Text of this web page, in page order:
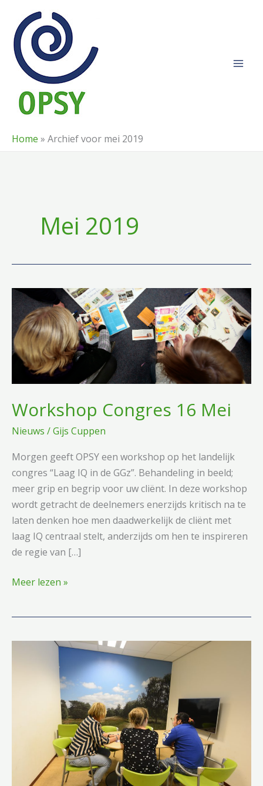
naar
inhoud
Home » Archief voor mei 2019
Mei 2019
Workshop Congres 16 Mei
Nieuws /Gijs Cuppen
Morgen geeft OPSY een workshop op het landelijk
congres “Laag IQ in de GGz”. Behandeling in beeld;
meer grip en begrip voor uw cliënt. In deze workshop
wordt getracht de deelnemers enerzijds kritisch na te
laten denken hoe men daadwerkelijk de cliënt met
laag IQ centraal stelt, anderzijds om hen te inspireren
de regie van […]
Workshop
Meer lezen »